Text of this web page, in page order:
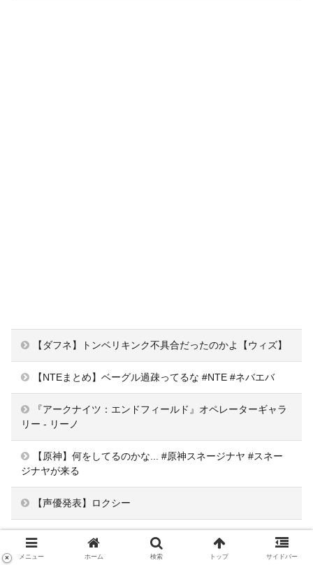
【ダフネ】トンベリキンク不具合だったのかよ【ウィズ】
【NTEまとめ】ベーグル過疎ってるな #NTE #ネバエバ
『アークナイツ：エンドフィールド』オペレーターギャラ
リー - リーノ
【原神】何をしてるのかな... #原神スネージナヤ #スネー
ジナヤが来る
【声優発表】ロクシー
【ウマ娘】水着フサパンはどんな性能になるかな？
メニュー ホーム 検索 トップ サイドバー
×